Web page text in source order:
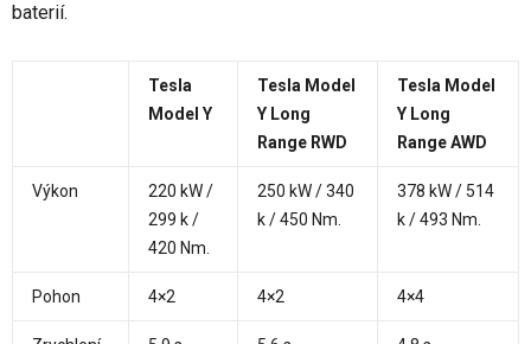
baterií.
Tesla
Model Y
Tesla Model
Y Long
Range RWD
Tesla Model
Y Long
Range AWD
Výkon
220 kW /
299 k /
420 Nm.
250 kW / 340
k / 450 Nm.
378 kW / 514
k / 493 Nm.
Pohon 4×2 4×2 4×4